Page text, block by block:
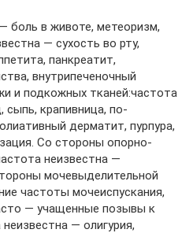
боль в животе, метеоризм,
— сухость во рту,
панкреатит,
внутрипеченочный
и подкожных тканей:частота
сыпь, крапивница, по­
дерматит, пурпура,
Со стороны опорно-
неизвестна —
мочевыделительной
частоты мочеиспускания,
— учащенные позывы к
— олигурия,